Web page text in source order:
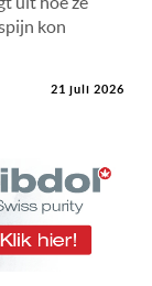
kon
21 juli 2026